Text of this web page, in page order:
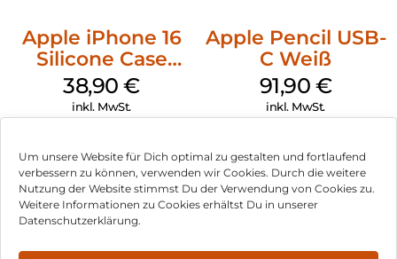
Um unsere Website für Dich optimal zu gestalten und fortlaufend
verbessern zu können, verwenden wir Cookies. Durch die weitere
Nutzung der Website stimmst Du der Verwendung von Cookies zu.
Weitere Informationen zu Cookies erhältst Du in unserer
Datenschutzerklärung.
Apple iPhone 16
Silicone Case
MagSafe
Ultramarine
38,90€
inkl. MwSt.
Apple Pencil USB-
C Weiß
91,90 €
inkl. MwSt.
Impressum